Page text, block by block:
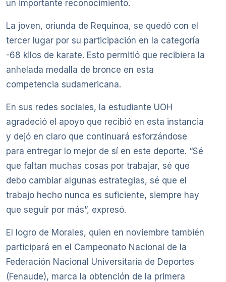
un importante reconocimiento.
La joven, oriunda de Requínoa, se quedó con el
tercer lugar por su participación en la categoría
-68 kilos de karate. Esto permitió que recibiera la
anhelada medalla de bronce en esta
competencia sudamericana.
En sus redes sociales, la estudiante UOH
agradeció el apoyo que recibió en esta instancia
y dejó en claro que continuará esforzándose
para entregar lo mejor de sí en este deporte. “Sé
que faltan muchas cosas por trabajar, sé que
debo cambiar algunas estrategias, sé que el
trabajo hecho nunca es suficiente, siempre hay
que seguir por más”, expresó.
El logro de Morales, quien en noviembre también
participará en el Campeonato Nacional de la
Federación Nacional Universitaria de Deportes
(Fenaude), marca la obtención de la primera